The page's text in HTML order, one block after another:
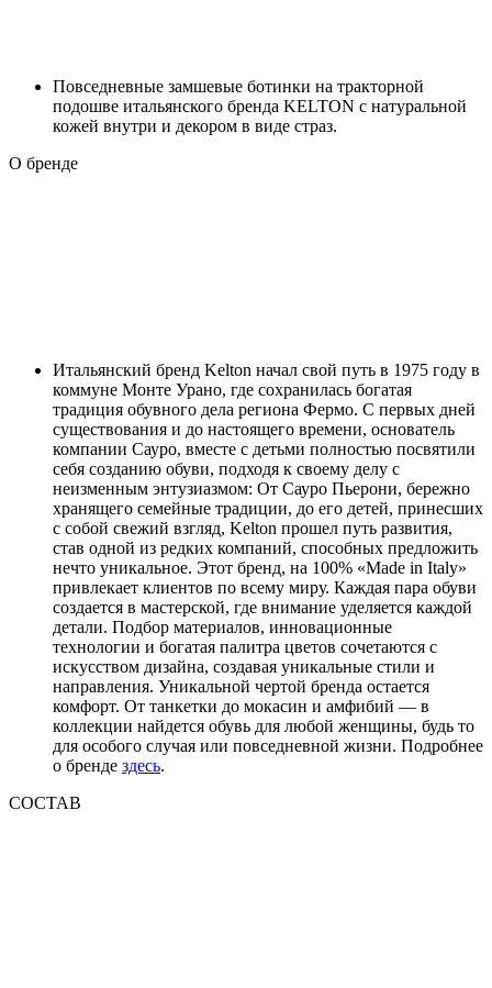
Повседневные замшевые ботинки на тракторной
подошве итальянского бренда KELTON с натуральной
кожей внутри и декором в виде страз.
О бренде
Итальянский бренд Kelton начал свой путь в 1975 году в
коммуне Монте Урано, где сохранилась богатая
традиция обувного дела региона Фермо. С первых дней
существования и до настоящего времени, основатель
компании Сауро, вместе с детьми полностью посвятили
себя созданию обуви, подходя к своему делу с
неизменным энтузиазмом: От Сауро Пьерони, бережно
хранящего семейные традиции, до его детей, принесших
с собой свежий взгляд, Kelton прошел путь развития,
став одной из редких компаний, способных предложить
нечто уникальное. Этот бренд, на 100% «Made in Italy»
привлекает клиентов по всему миру. Каждая пара обуви
создается в мастерской, где внимание уделяется каждой
детали. Подбор материалов, инновационные
технологии и богатая палитра цветов сочетаются с
искусством дизайна, создавая уникальные стили и
направления. Уникальной чертой бренда остается
комфорт. От танкетки до мокасин и амфибий — в
коллекции найдется обувь для любой женщины, будь то
для особого случая или повседневной жизни. Подробнее
о бренде здесь.
СОСТАВ